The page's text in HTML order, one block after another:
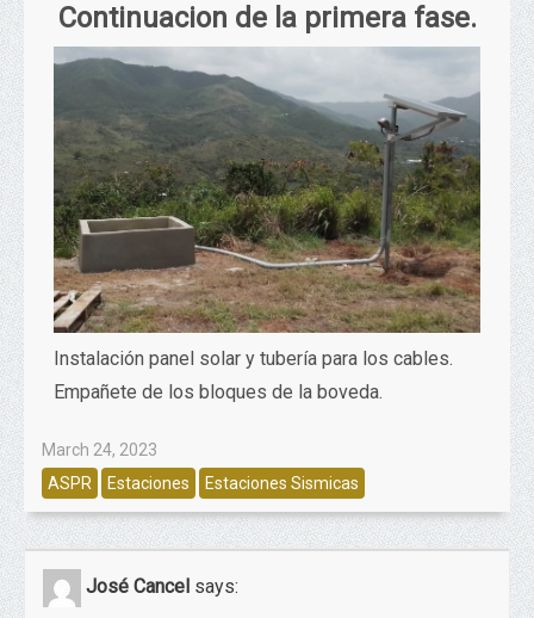
Continuacion de la primera fase.
Instalación panel solar y tubería para los cables.
Empañete de los bloques de la boveda.
March 24, 2023
ASPR
Estaciones Estaciones Sismicas
José Cancel says: